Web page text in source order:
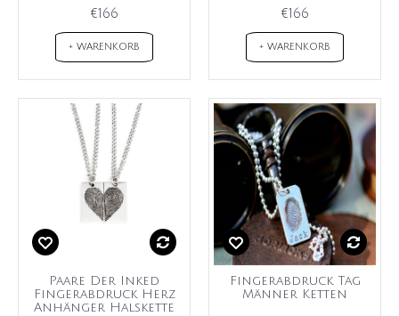
€166
+ WARENKORB
€166
+ WARENKORB
Paare Der Inked
Fingerabdruck Herz
Anhänger Halskette
Fingerabdruck Tag
Männer Ketten